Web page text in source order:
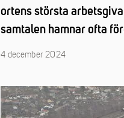
ortens största
samtalen hamnar ofta
4 december 2024